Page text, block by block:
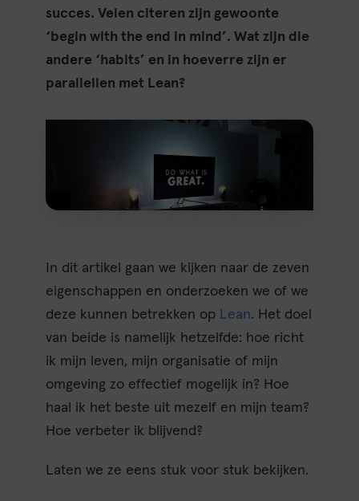
succes. Velen citeren zijn gewoonte
‘begin with the end in mind’. Wat zijn die
andere ‘habits’ en in hoeverre zijn er
parallellen met Lean?
In dit artikel gaan we kijken naar de zeven
eigenschappen en onderzoeken we of we
deze kunnen betrekken op Lean. Het doel
van beide is namelijk hetzelfde: hoe richt
ik mijn leven, mijn organisatie of mijn
omgeving zo effectief mogelijk in? Hoe
haal ik het beste uit mezelf en mijn team?
Hoe verbeter ik blijvend?
Laten we ze eens stuk voor stuk bekijken.